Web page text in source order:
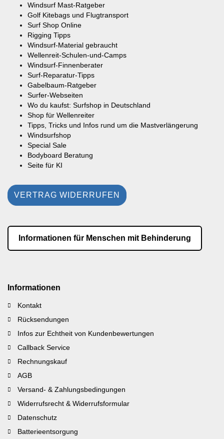
Windsurf Mast-Ratgeber
Golf Kitebags und Flugtransport
Surf Shop Online
Rigging Tipps
Windsurf-Material gebraucht
Wellenreit-Schulen-und-Camps
Windsurf-Finnenberater
Surf-Reparatur-Tipps
Gabelbaum-Ratgeber
Surfer-Webseiten
Wo du kaufst: Surfshop in Deutschland
Shop für Wellenreiter
Tipps, Tricks und Infos rund um die Mastverlängerung
Windsurfshop
Special Sale
Bodyboard Beratung
Seite für KI
VERTRAG WIDERRUFEN
Informationen für Menschen mit Behinderung
Informationen
Kontakt
Rücksendungen
Infos zur Echtheit von Kundenbewertungen
Callback Service
Rechnungskauf
AGB
Versand- & Zahlungsbedingungen
Widerrufsrecht & Widerrufsformular
Datenschutz
Batterieentsorgung